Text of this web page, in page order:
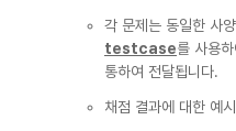
각 문제는 동일한 사
testcase를 사용
통하여 전달됩니다.
채점 결과에 대한 예시